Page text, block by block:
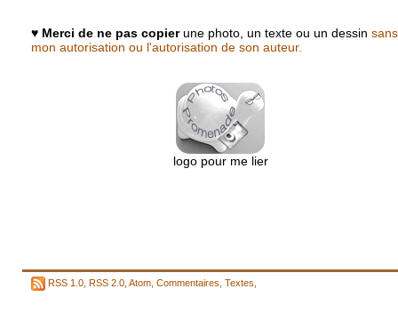
♥ Merci de ne pas copierune photo, un texte ou un dessin sans
mon autorisation ou l'autorisation de son auteur.
logo pour me lier
RSS 1.0 RSS 2.0 Atom Commentaires Textes